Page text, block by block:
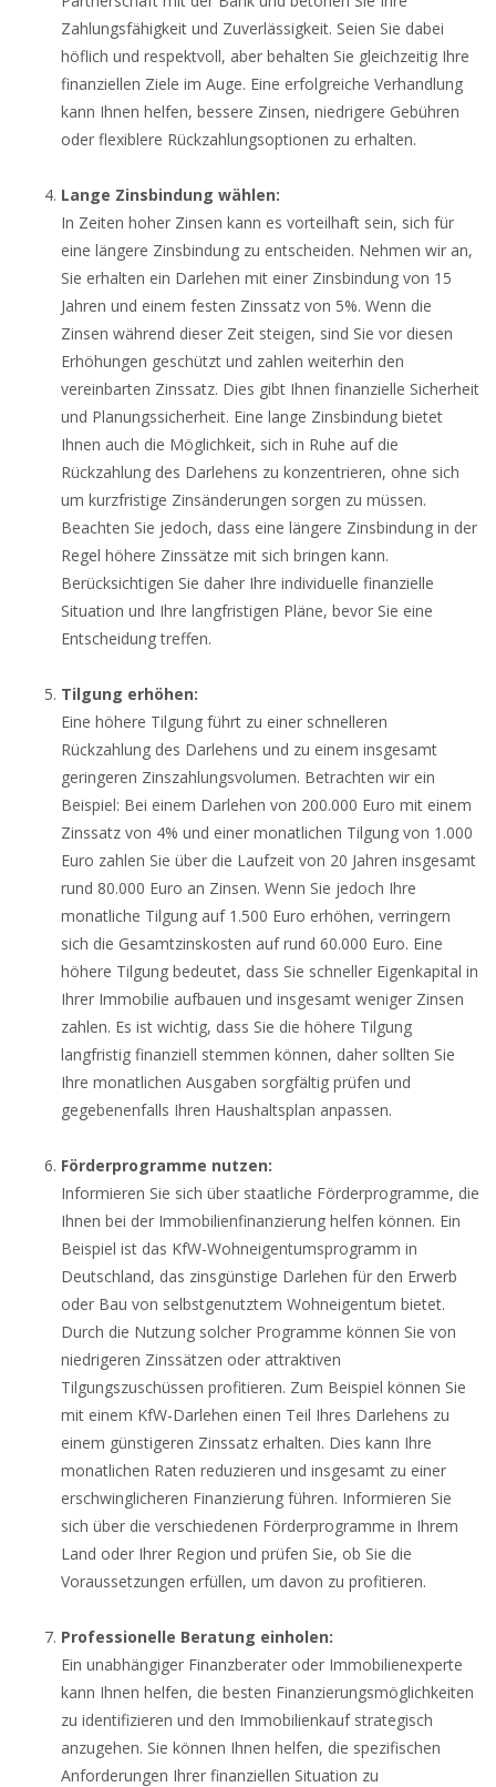
Zahlungsfähigkeit und Zuverlässigkeit. Seien Sie dabei
höflich und respektvoll, aber behalten Sie gleichzeitig Ihre
finanziellen Ziele im Auge. Eine erfolgreiche Verhandlung
kann Ihnen helfen, bessere Zinsen, niedrigere Gebühren
oder flexiblere Rückzahlungsoptionen zu erhalten.
Lange Zinsbindung wählen:
In Zeiten hoher Zinsen kann es vorteilhaft sein, sich für
eine längere Zinsbindung zu entscheiden. Nehmen wir an,
Sie erhalten ein Darlehen mit einer Zinsbindung von 15
Jahren und einem festen Zinssatz von 5%. Wenn die
Zinsen während dieser Zeit steigen, sind Sie vor diesen
Erhöhungen geschützt und zahlen weiterhin den
vereinbarten Zinssatz. Dies gibt Ihnen finanzielle Sicherheit
und Planungssicherheit. Eine lange Zinsbindung bietet
Ihnen auch die Möglichkeit, sich in Ruhe auf die
Rückzahlung des Darlehens zu konzentrieren, ohne sich
um kurzfristige Zinsänderungen sorgen zu müssen.
Beachten Sie jedoch, dass eine längere Zinsbindung in der
Regel höhere Zinssätze mit sich bringen kann.
Berücksichtigen Sie daher Ihre individuelle finanzielle
Situation und Ihre langfristigen Pläne, bevor Sie eine
Entscheidung treffen.
Tilgung erhöhen:
Eine höhere Tilgung führt zu einer schnelleren
Rückzahlung des Darlehens und zu einem insgesamt
geringeren Zinszahlungsvolumen. Betrachten wir ein
Beispiel: Bei einem Darlehen von 200.000 Euro mit einem
Zinssatz von 4% und einer monatlichen Tilgung von 1.000
Euro zahlen Sie über die Laufzeit von 20 Jahren insgesamt
rund 80.000 Euro an Zinsen. Wenn Sie jedoch Ihre
monatliche Tilgung auf 1.500 Euro erhöhen, verringern
sich die Gesamtzinskosten auf rund 60.000 Euro. Eine
höhere Tilgung bedeutet, dass Sie schneller Eigenkapital in
Ihrer Immobilie aufbauen und insgesamt weniger Zinsen
zahlen. Es ist wichtig, dass Sie die höhere Tilgung
langfristig finanziell stemmen können, daher sollten Sie
Ihre monatlichen Ausgaben sorgfältig prüfen und
gegebenenfalls Ihren Haushaltsplan anpassen.
Förderprogramme nutzen:
Informieren Sie sich über staatliche Förderprogramme, die
Ihnen bei der Immobilienfinanzierung helfen können. Ein
Beispiel ist das KfW-Wohneigentumsprogramm in
Deutschland, das zinsgünstige Darlehen für den Erwerb
oder Bau von selbstgenutztem Wohneigentum bietet.
Durch die Nutzung solcher Programme können Sie von
niedrigeren Zinssätzen oder attraktiven
Tilgungszuschüssen profitieren. Zum Beispiel können Sie
mit einem KfW-Darlehen einen Teil Ihres Darlehens zu
einem günstigeren Zinssatz erhalten. Dies kann Ihre
monatlichen Raten reduzieren und insgesamt zu einer
erschwinglicheren Finanzierung führen. Informieren Sie
sich über die verschiedenen Förderprogramme in Ihrem
Land oder Ihrer Region und prüfen Sie, ob Sie die
Voraussetzungen erfüllen, um davon zu profitieren.
Professionelle Beratung einholen:
Ein unabhängiger Finanzberater oder Immobilienexperte
kann Ihnen helfen, die besten Finanzierungsmöglichkeiten
zu identifizieren und den Immobilienkauf strategisch
anzugehen. Sie können Ihnen helfen, die spezifischen
Anforderungen Ihrer finanziellen Situation zu